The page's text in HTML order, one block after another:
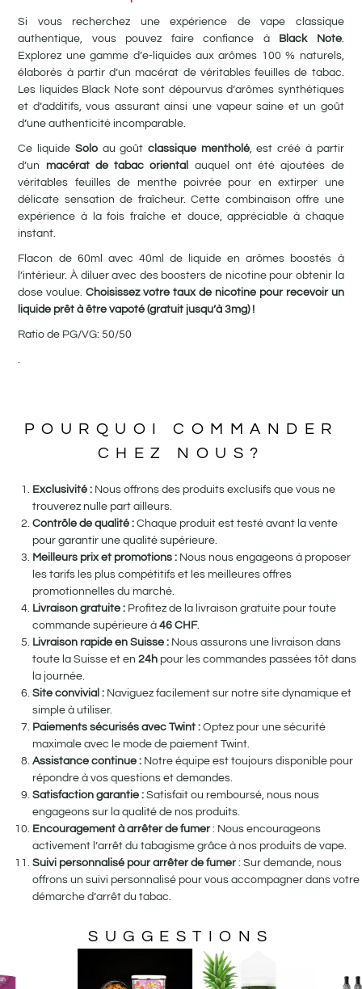
Si vous recherchez une expérience de vape classique
authentique, vous pouvez faire confiance à Black Note.
Explorez une gamme d’e-liquides aux arômes 100 % naturels,
élaborés à partir d’un macérat de véritables feuilles de tabac.
Les liquides Black Note sont dépourvus d’arômes synthétiques
et d’additifs, vous assurant ainsi une vapeur saine et un goût
d’une authenticité incomparable.
Ce liquide Soloau goûtclassique mentholé, est créé à partir
d’un macérat de tabac oriental
auquel ont été ajoutées de
véritables feuilles de menthe poivrée pour en extirper une
délicate sensation de fraîcheur. Cette combinaison offre une
expérience à la fois fraîche et douce, appréciable à chaque
instant.
Flacon de 60ml avec 40ml de liquide en arômes boostés à
l’intérieur. À diluer avec des boosters de nicotine pour obtenir la
dose voulue.Choisissez votre taux de nicotine pour recevoir un
liquide prêt à être vapoté (gratuit jusqu’à 3mg) !
Ratio de PG/VG: 50/50
POURQUOI COMMANDER
CHEZ NOUS?
Exclusivité : Nous offrons des produits exclusifs que vous ne
trouverez nulle part ailleurs.
Contrôle de qualité : Chaque produit est testé avant la vente
pour garantir une qualité supérieure.
Meilleurs prix et promotions : Nous nous engageons à proposer
les tarifs les plus compétitifs et les meilleures offres
promotionnelles du marché.
Livraison gratuite : Profitez de la livraison gratuite pour toute
commande supérieure à 46 CHF.
Livraison rapide en Suisse : Nous assurons une livraison dans
toute la Suisse et en 24h pour les commandes passées tôt dans
la journée.
Site convivial : Naviguez facilement sur notre site dynamique et
simple à utiliser.
Paiements sécurisés avec Twint : Optez pour une sécurité
maximale avec le mode de paiement Twint.
Assistance continue : Notre équipe est toujours disponible pour
répondre à vos questions et demandes.
Satisfaction garantie : Satisfait ou remboursé, nous nous
engageons sur la qualité de nos produits.
Encouragement à arrêter de fumer: Nous encourageons
activement l’arrêt du tabagisme grâce à nos produits de vape.
Suivi personnalisé pour arrêter de fumer: Sur demande, nous
offrons un suivi personnalisé pour vous accompagner dans votre
démarche d’arrêt du tabac.
SUGGESTIONS